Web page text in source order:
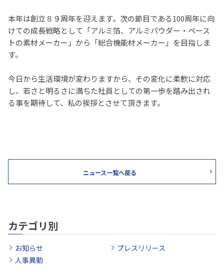
本年は創立８９周年を迎えます。次の節目である100周年に向
けての成長戦略として「アルミ箔、アルミパウダー・ペース
トの素材メーカー」から「総合機能材メーカー」を目指しま
す。
今日から生活環境が変わりますから、その変化に柔軟に対応
し、若さと明るさに満ちた社員としての第一歩を踏み出され
る事を期待して、私の挨拶とさせて頂きます。
ニュース一覧へ戻る
カテゴリ別
お知らせ
プレスリリース
人事異動